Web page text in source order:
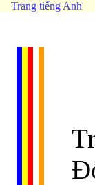
Trang tiếng Anh